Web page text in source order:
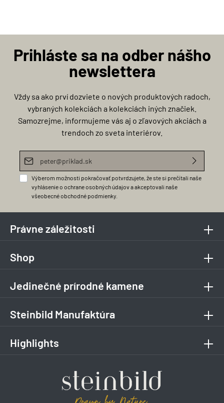
Prihláste sa na odber nášho
newslettera
Vždy sa ako prví dozviete o nových produktových radoch,
vybraných kolekciách a kolekciách iných značiek.
Samozrejme, informujeme vás aj o zľavových akciách a
trendoch zo sveta interiérov.
E-mailová adresa*
Výberom možnosti pokračovať potvrdzujete, že ste si prečítali naše
vyhlásenie o ochrane osobných údajova akceptovali naše
všeobecné obchodné podmienky
Právne záležitosti
Shop
Jedinečné prírodné kamene
Steinbild Manufaktúra
Highlights